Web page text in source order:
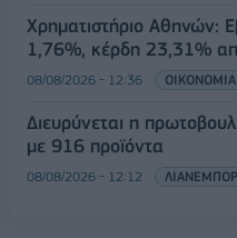
Χρηματιστήριο Αθηνών:
1,76%, κέρδη 23,31%
08/08/2026 - 12:36 ΟΙΚΟΝΟΜΙΑ
Διευρύνεται η
με 916 προϊόντα
08/08/2026 - 12:12